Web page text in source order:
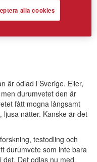
är odlad i Sverige. Eller,
durumvetet den är
fått mogna långsamt
ljusa nätter. Kanske är det
testodling och
durumvete som inte bara
Det odlas nu med
alla cookies